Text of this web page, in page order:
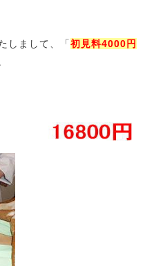
しまして、「初見料4000円